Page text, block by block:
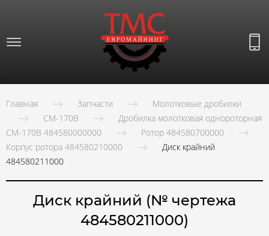
Главная Запчасти
Молотковые дробилки
СМ-170В
Дробилка молотковая однороторная
СМ-170В 484580000000
Ротор 484580700000
Корпус ротора 484580210000
Диск крайний
484580211000
Диск крайний (№ чертежа
484580211000)